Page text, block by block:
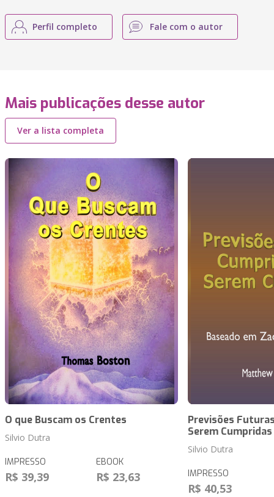
Perfil completo Fale com o autor
Mais publicações desse autor
Ver a lista completa
O que Buscam os Crentes
Silvio Dutra
IMPRESSO
R$ 39,39
EBOOK
R$ 23,63
Previsões
Serem Cumpridas
Silvio Dutra
IMPRESSO
R$ 40,53